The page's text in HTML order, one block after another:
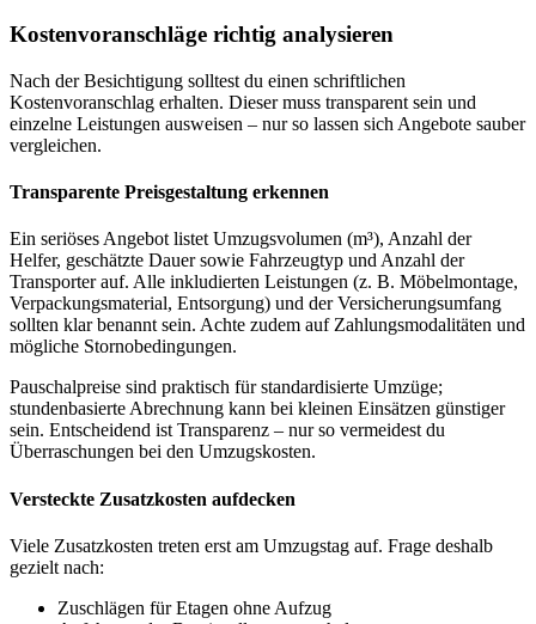
Kostenvoranschläge richtig analysieren
Nach der Besichtigung solltest du einen schriftlichen
Kostenvoranschlag erhalten. Dieser muss transparent sein und
einzelne Leistungen ausweisen – nur so lassen sich Angebote sauber
vergleichen.
Transparente Preisgestaltung erkennen
Ein seriöses Angebot listet Umzugsvolumen (m³), Anzahl der
Helfer, geschätzte Dauer sowie Fahrzeugtyp und Anzahl der
Transporter auf. Alle inkludierten Leistungen (z. B. Möbelmontage,
Verpackungsmaterial, Entsorgung) und der Versicherungsumfang
sollten klar benannt sein. Achte zudem auf Zahlungsmodalitäten und
mögliche Stornobedingungen.
Pauschalpreise sind praktisch für standardisierte Umzüge;
stundenbasierte Abrechnung kann bei kleinen Einsätzen günstiger
sein. Entscheidend ist Transparenz – nur so vermeidest du
Überraschungen bei den Umzugskosten.
Versteckte Zusatzkosten aufdecken
Viele Zusatzkosten treten erst am Umzugstag auf. Frage deshalb
gezielt nach:
Zuschlägen für Etagen ohne Aufzug